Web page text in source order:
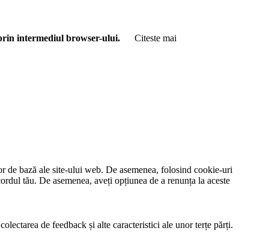
intermediul browser-ului.
Citeste mai
de bază ale site-ului web. De asemenea, folosind cookie-uri
tău. De asemenea, aveți opțiunea de a renunța la aceste
de feedback și alte caracteristici ale unor terțe părți.